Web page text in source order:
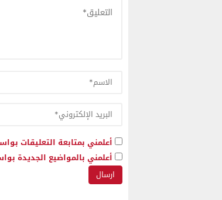
أعلمني بمتابعة التعليقات
أعلمني بالمواضيع الجديدة